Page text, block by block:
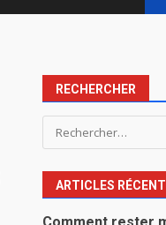
RECHERCHER
Rechercher :
ARTICLES